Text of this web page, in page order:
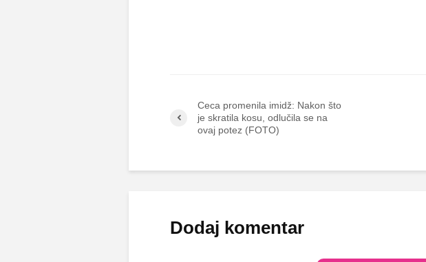
Ceca promenila imidž: Nakon što
je skratila kosu, odlučila se na
ovaj potez (FOTO)
Dodaj komentar